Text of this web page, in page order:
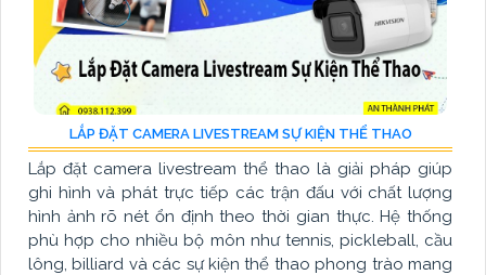
LẮP ĐẶT CAMERA LIVESTREAM SỰ KIỆN THỂ THAO
Lắp đặt camera livestream thể thao là giải pháp giúp
ghi hình và phát trực tiếp các trận đấu với chất lượng
hình ảnh rõ nét ổn định theo thời gian thực. Hệ thống
phù hợp cho nhiều bộ môn như tennis, pickleball, cầu
lông, billiard và các sự kiện thể thao phong trào mang